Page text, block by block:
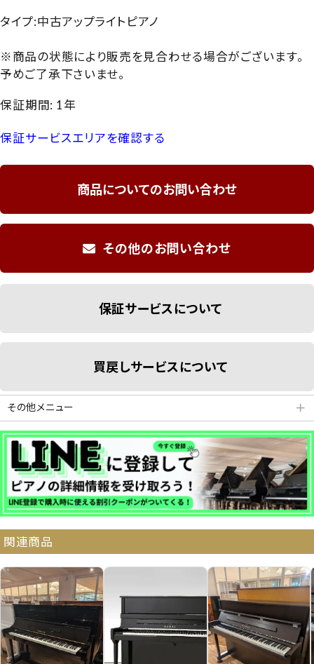
タイプ:中古アップライトピアノ
※商品の状態により販売を見合わせる場合がございます。
予めご了承下さいませ。
保証期間: 1年
保証サービスエリアを確認する
商品についてのお問い合わせ
その他のお問い合わせ
保証サービスについて
買戻しサービスについて
その他メニュー ＋
分割払いシミュレーション
納品・サービス・消音取付可能エリア
よくある質問 送料について
契約後の流れ 保証サービス
中古ピアノ買戻しサービ
ス
中古ピアノの状態につい
関連商品